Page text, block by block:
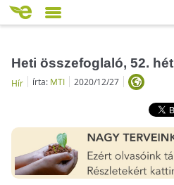
Heti összefoglaló, 52. hét
Hír írta: MTI 2020/12/27